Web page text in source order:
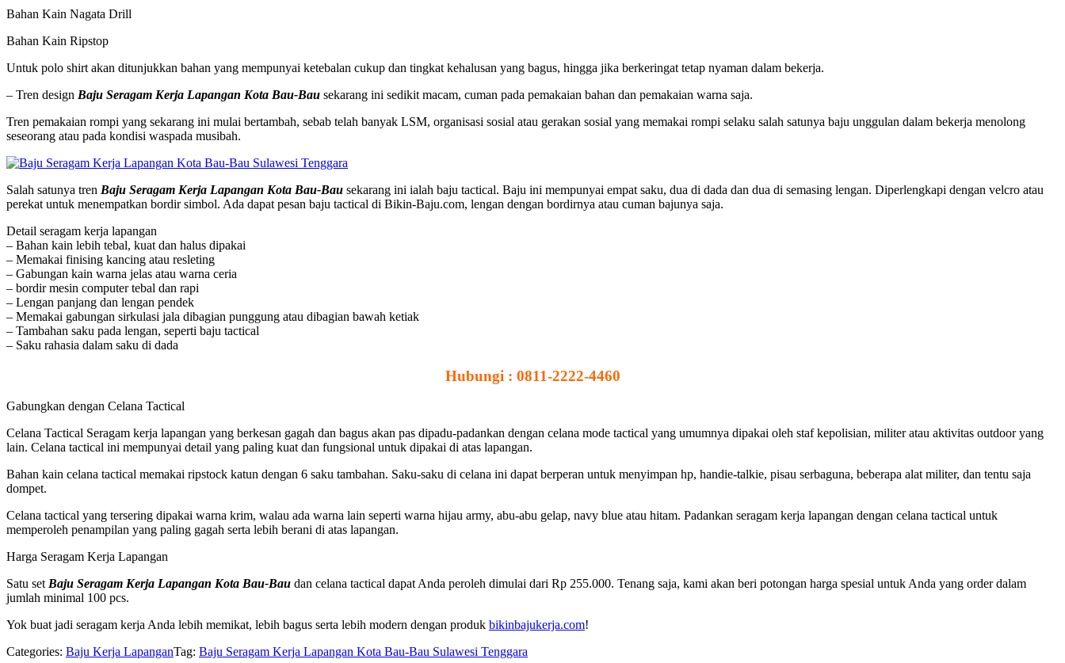
Bahan Kain Nagata Drill
Bahan Kain Ripstop
Untuk polo shirt akan ditunjukkan bahan yang mempunyai ketebalan cukup dan tingkat kehalusan yang bagus, hingga jika berkeringat tetap nyaman dalam bekerja.
– Tren design Baju Seragam Kerja Lapangan Kota Bau-Bau sekarang ini sedikit macam, cuman pada pemakaian bahan dan pemakaian warna saja.
Tren pemakaian rompi yang sekarang ini mulai bertambah, sebab telah banyak LSM, organisasi sosial atau gerakan sosial yang memakai rompi selaku salah satunya baju unggulan dalam bekerja menolong
seseorang atau pada kondisi waspada musibah.
Salah satunya tren Baju Seragam Kerja Lapangan Kota Bau-Bau sekarang ini ialah baju tactical. Baju ini mempunyai empat saku, dua di dada dan dua di semasing lengan. Diperlengkapi dengan velcro atau
perekat untuk menempatkan bordir simbol. Ada dapat pesan baju tactical di Bikin-Baju.com, lengan dengan bordirnya atau cuman bajunya saja.
Detail seragam kerja lapangan
– Bahan kain lebih tebal, kuat dan halus dipakai
– Memakai finising kancing atau resleting
– Gabungan kain warna jelas atau warna ceria
– bordir mesin computer tebal dan rapi
– Lengan panjang dan lengan pendek
– Memakai gabungan sirkulasi jala dibagian punggung atau dibagian bawah ketiak
– Tambahan saku pada lengan, seperti baju tactical
– Saku rahasia dalam saku di dada
Hubungi : 0811-2222-4460
Gabungkan dengan Celana Tactical
Celana Tactical Seragam kerja lapangan yang berkesan gagah dan bagus akan pas dipadu-padankan dengan celana mode tactical yang umumnya dipakai oleh staf kepolisian, militer atau aktivitas outdoor yang
lain. Celana tactical ini mempunyai detail yang paling kuat dan fungsional untuk dipakai di atas lapangan.
Bahan kain celana tactical memakai ripstock katun dengan 6 saku tambahan. Saku-saku di celana ini dapat berperan untuk menyimpan hp, handie-talkie, pisau serbaguna, beberapa alat militer, dan tentu saja
dompet.
Celana tactical yang tersering dipakai warna krim, walau ada warna lain seperti warna hijau army, abu-abu gelap, navy blue atau hitam. Padankan seragam kerja lapangan dengan celana tactical untuk
memperoleh penampilan yang paling gagah serta lebih berani di atas lapangan.
Harga Seragam Kerja Lapangan
Satu setBaju Seragam Kerja Lapangan Kota Bau-Bau dan celana tactical dapat Anda peroleh dimulai dari Rp 255.000. Tenang saja, kami akan beri potongan harga spesial untuk Anda yang order dalam
jumlah minimal 100 pcs.
Yok buat jadi seragam kerja Anda lebih memikat, lebih bagus serta lebih modern dengan produk bikinbajukerja.com!
Categories: Baju Kerja LapanganTag: Baju Seragam Kerja Lapangan Kota Bau-Bau Sulawesi Tenggara